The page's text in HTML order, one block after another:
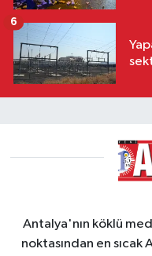
6
Antalya'nın köklü
noktasından en sıcak